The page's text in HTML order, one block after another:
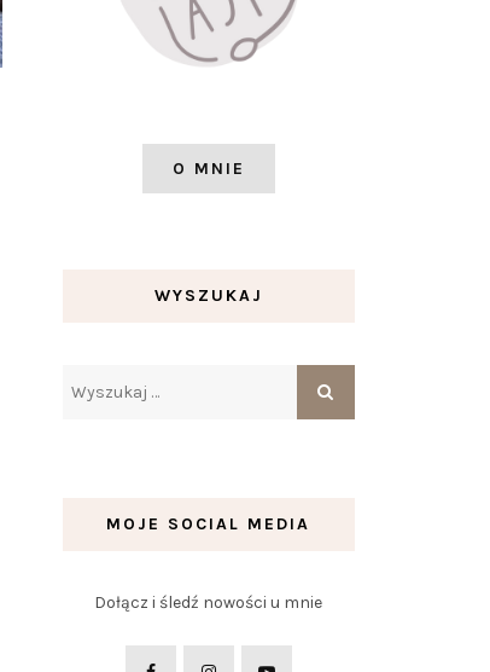
O MNIE
WYSZUKAJ
MOJE SOCIAL MEDIA
Dołącz i śledź nowości u mnie